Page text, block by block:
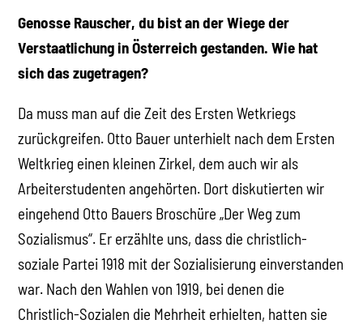
Genosse Rauscher, du bist an der Wiege der
Verstaatlichung in Österreich gestanden. Wie hat
sich das zugetragen?
Da muss man auf die Zeit des Ersten Wetkriegs
zurückgreifen. Otto Bauer unterhielt nach dem Ersten
Weltkrieg einen kleinen Zirkel, dem auch wir als
Arbeiterstudenten angehörten. Dort diskutierten wir
eingehend Otto Bauers Broschüre „Der Weg zum
Sozialismus“. Er erzählte uns, dass die christlich-
soziale Partei 1918 mit der Sozialisierung einverstanden
war. Nach den Wahlen von 1919, bei denen die
Christlich-Sozialen die Mehrheit erhielten, hatten sie